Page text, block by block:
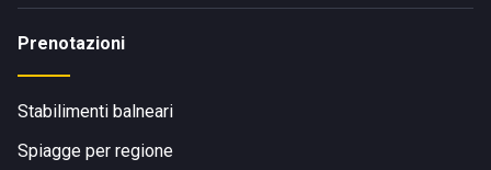
Prenotazioni
Stabilimenti balneari
Spiagge per regione